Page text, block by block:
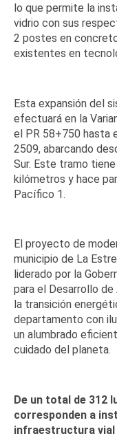
lo que permite la
vidrio con sus
2 postes en
existentes en
Esta expansión del
efectuará en la
el PR 58+750 hasta
2509, abarcando
Sur. Este tramo
kilómetros y hace
Pacífico 1.
El proyecto de
municipio de La
liderado por la
para el Desarrollo de
la transición
departamento con
un alumbrado
cuidado del planeta.
De un total de 312
corresponden a
infraestructura vial